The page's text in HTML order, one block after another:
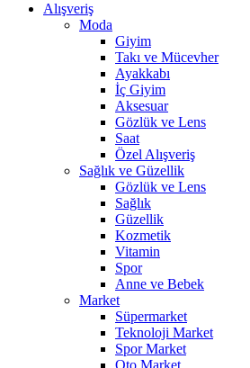
Alışveriş
Moda
Giyim
Takı ve Mücevher
Ayakkabı
İç Giyim
Aksesuar
Gözlük ve Lens
Saat
Özel Alışveriş
Sağlık ve Güzellik
Gözlük ve Lens
Sağlık
Güzellik
Kozmetik
Vitamin
Spor
Anne ve Bebek
Market
Süpermarket
Teknoloji Market
Spor Market
Oto Market